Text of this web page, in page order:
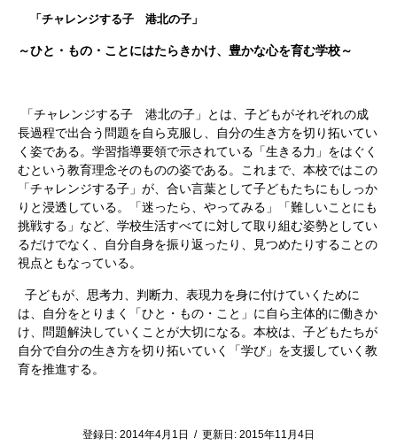
「チャレンジする子 港北の子」
～ひと・もの・ことにはたらきかけ、豊かな心を育む学校～
「チャレンジする子 港北の子」とは、子どもがそれぞれの成
長過程で出合う問題を自ら克服し、自分の生き方を切り拓いてい
く姿である。学習指導要領で示されている「生きる力」をはぐく
むという教育理念そのものの姿である。これまで、本校ではこの
「チャレンジする子」が、合い言葉として子どもたちにもしっか
りと浸透している。「迷ったら、やってみる」「難しいことにも
挑戦する」など、学校生活すべてに対して取り組む姿勢としてい
るだけでなく、自分自身を振り返ったり、見つめたりすることの
視点ともなっている。
子どもが、思考力、判断力、表現力を身に付けていくために
は、自分をとりまく「ひと・もの・こと」に自ら主体的に働きか
け、問題解決していくことが大切になる。本校は、子どもたちが
自分で自分の生き方を切り拓いていく「学び」を支援していく教
育を推進する。
登録日: 2014年4月1日 / 更新日: 2015年11月4日